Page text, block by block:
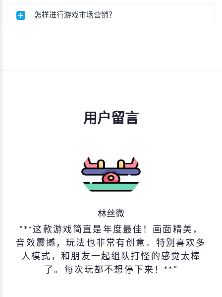
怎样进行游戏市场营销？
用户留言
林丝微
**这款游戏简直是年度最佳！画面精美，
音效震撼，玩法也非常有创意。特别喜欢多
人模式，和朋友一起组队打怪的感觉太棒
了。每次玩都不想停下来！**